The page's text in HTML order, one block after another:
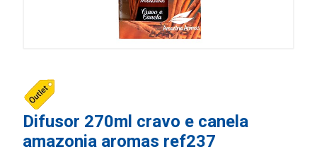
Difusor 270ml cravo e canela
amazonia aromas ref237